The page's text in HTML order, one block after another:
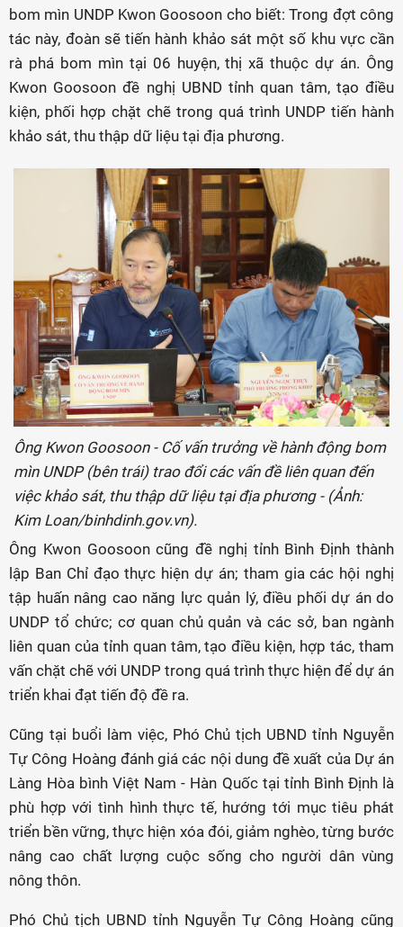
bom mìn UNDP Kwon Goosoon cho biết: Trong đợt công
tác này, đoàn sẽ tiến hành khảo sát một số khu vực cần
rà phá bom mìn tại 06 huyện, thị xã thuộc dự án. Ông
Kwon Goosoon đề nghị UBND tỉnh quan tâm, tạo điều
kiện, phối hợp chặt chẽ trong quá trình UNDP tiến hành
khảo sát, thu thập dữ liệu tại địa phương.
Ông Kwon Goosoon - Cố vấn trưởng về hành động bom
mìn UNDP (bên trái) trao đổi các vấn đề liên quan đến
việc khảo sát, thu thập dữ liệu tại địa phương - (Ảnh:
Kim Loan/binhdinh.gov.vn).
Ông Kwon Goosoon cũng đề nghị tỉnh Bình Định thành
lập Ban Chỉ đạo thực hiện dự án; tham gia các hội nghị
tập huấn nâng cao năng lực quản lý, điều phối dự án do
UNDP tổ chức; cơ quan chủ quản và các sở, ban ngành
liên quan của tỉnh quan tâm, tạo điều kiện, hợp tác, tham
vấn chặt chẽ với UNDP trong quá trình thực hiện để dự án
triển khai đạt tiến độ đề ra.
Cũng tại buổi làm việc, Phó Chủ tịch UBND tỉnh Nguyễn
Tự Công Hoàng đánh giá các nội dung đề xuất của Dự án
Làng Hòa bình Việt Nam - Hàn Quốc tại tỉnh Bình Định là
phù hợp với tình hình thực tế, hướng tới mục tiêu phát
triển bền vững, thực hiện xóa đói, giảm nghèo, từng bước
nâng cao chất lượng cuộc sống cho người dân vùng
nông thôn.
Phó Chủ tịch UBND tỉnh Nguyễn Tự Công Hoàng cũng